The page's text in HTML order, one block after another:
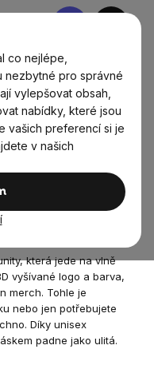
co nejlépe,
nezbytné pro správné
vylepšovat obsah,
nabídky, které jsou
vašich preferencí si je
v našich
Nákupní
oblečení a doplňky
i volný čas
která jede na vlně
vyšívané logo a barva,
merch. Tohle je
nebo jen potřebujete
Díky unisex
padne jako ulitá.